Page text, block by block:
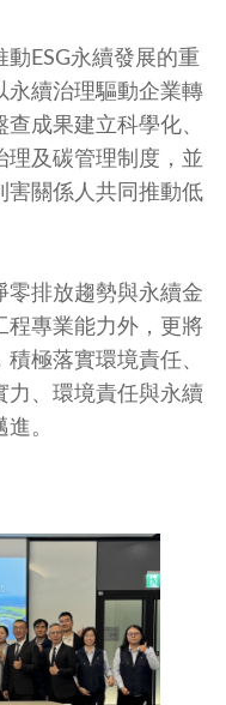
ESG永續發展的重
永續治理驅動企業轉
成果建立科學化、
理及碳管理制度，並
害關係人共同推動低
零排放趨勢與永續金
程專業能力外，更將
極落實環境責任、
力、環境責任與永續
。